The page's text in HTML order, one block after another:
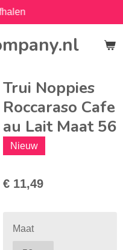
Trui Noppies
Roccaraso Cafe
au Lait Maat 56
Nieuw
€ 11,49
Maat